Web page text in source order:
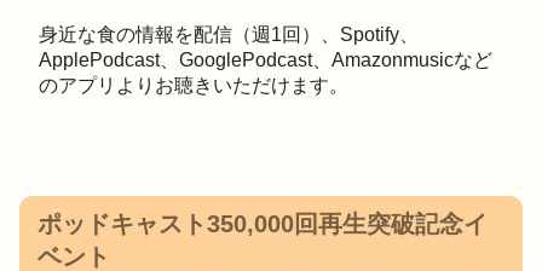
身近な食の情報を配信（週1回）、Spotify、
ApplePodcast、GooglePodcast、Amazonmusicなど
のアプリよりお聴きいただけます。
ポッドキャスト350,000回再生突破記念イ
ベント